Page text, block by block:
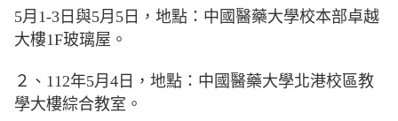
5月1-3日與5月5日，地點：中國醫藥大學校本部卓越
大樓1F玻璃屋。
２、112年5月4日，地點：中國醫藥大學北港校區教
學大樓綜合教室。